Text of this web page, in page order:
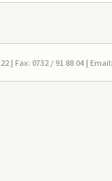
| Fax: 0732 / 91 88 04 | Email: